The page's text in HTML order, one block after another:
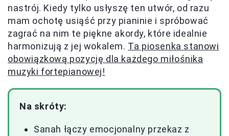
nastrój. Kiedy tylko usłyszę ten utwór, od razu
mam ochotę usiąść przy pianinie i spróbować
zagrać na nim te piękne akordy, które idealnie
harmonizują z jej wokalem. Ta piosenka stanowi
obowiązkową pozycję dla każdego miłośnika
muzyki fortepianowej!
Na skróty:
Sanah łączy emocjonalny przekaz z